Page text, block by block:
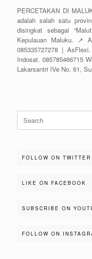
PERCETAKAN DI
adalah salah satu
disingkat sebagai
Kepulauan Maluku. ↗️
085335727278 |
Indosat. 085785466715
Lakarsantri IVe No. 61,
Search
for:
FOLLOW ON TWITTER
LIKE ON FACEBOOK
SUBSCRIBE ON
FOLLOW ON